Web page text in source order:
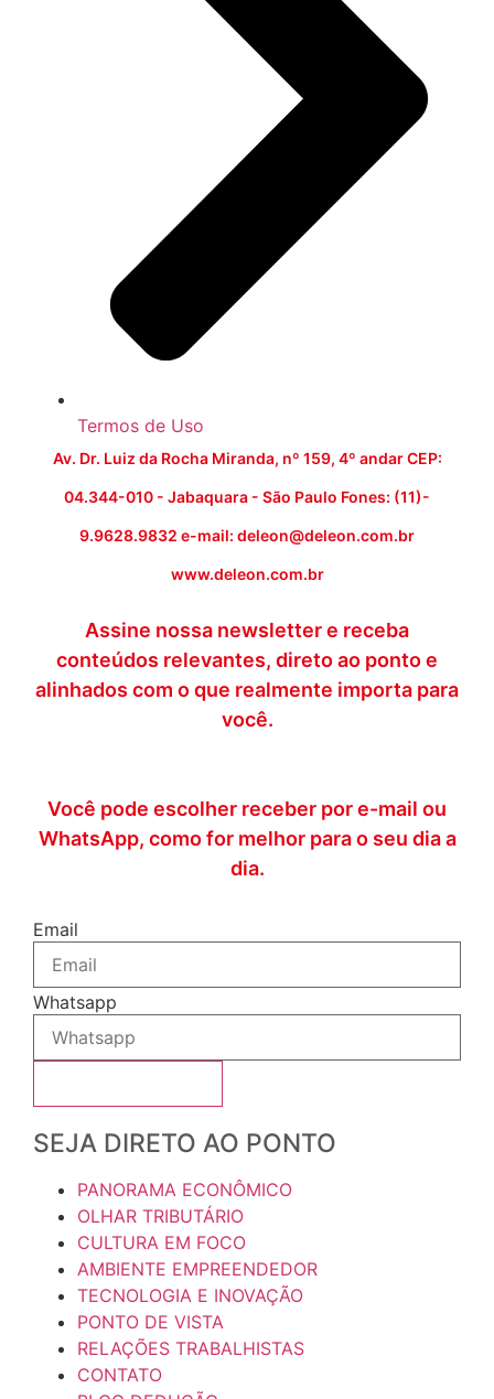
Termos de Uso
Av. Dr. Luiz da Rocha Miranda, nº 159, 4º andar CEP:
04.344-010 - Jabaquara - São Paulo Fones: (11)-
9.9628.9832 e-mail: deleon@deleon.com.br
www.deleon.com.br
Assine nossa newsletter e receba
conteúdos relevantes, direto ao ponto e
alinhados com o que realmente importa para
você.
Você pode escolher receber por e-mail ou
WhatsApp, como for melhor para o seu dia a
dia.
Email
Whatsapp
SEJA DIRETO AO PONTO
PANORAMA ECONÔMICO
OLHAR TRIBUTÁRIO
CULTURA EM FOCO
AMBIENTE EMPREENDEDOR
TECNOLOGIA E INOVAÇÃO
PONTO DE VISTA
RELAÇÕES TRABALHISTAS
CONTATO